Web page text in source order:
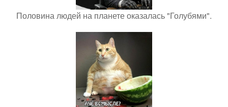
Половина людей на планете оказалась "Голубями".